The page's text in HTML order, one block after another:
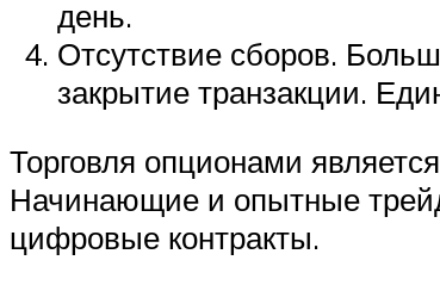
день.
Отсутствие сборов.
закрытие транзакции.
Торговля опционами
Начинающие и опытные
цифровые контракты.